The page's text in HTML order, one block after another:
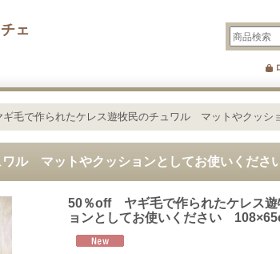
ェ
毛で作られたケレス遊牧民のチュワル マットやクッシ
ル マットやクッションとしてお使いくだ
50％off ヤギ毛で作られたケレス
ョンとしてお使いください